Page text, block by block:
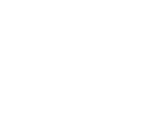
APEX トリガが実行され
が実行されるため、
チサイズが [200] の場